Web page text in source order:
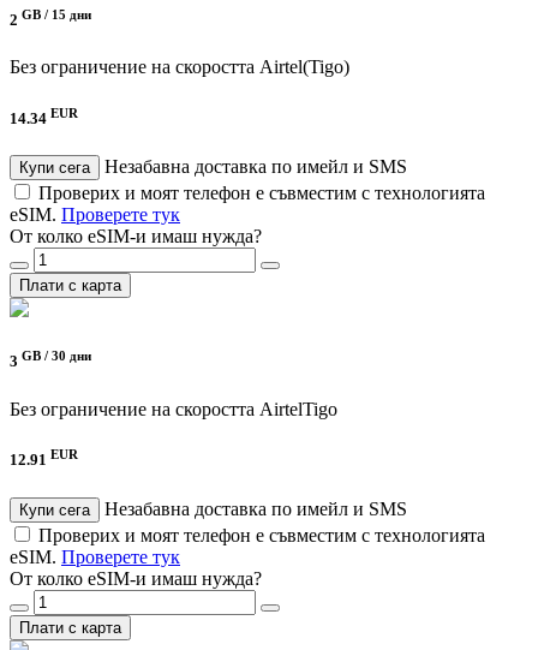
2 GB / 15 дни
Без ограничение на скоростта Airtel(Tigo)
14.34 EUR
Купи сега
Незабавна доставка по имейл и SMS
Проверих и моят телефон е съвместим с технологията
eSIM. Проверете тук
От колко eSIM-и имаш нужда?
Плати с карта
3 GB / 30 дни
Без ограничение на скоростта AirtelTigo
12.91 EUR
Купи сега
Незабавна доставка по имейл и SMS
Проверих и моят телефон е съвместим с технологията
eSIM. Проверете тук
От колко eSIM-и имаш нужда?
Плати с карта